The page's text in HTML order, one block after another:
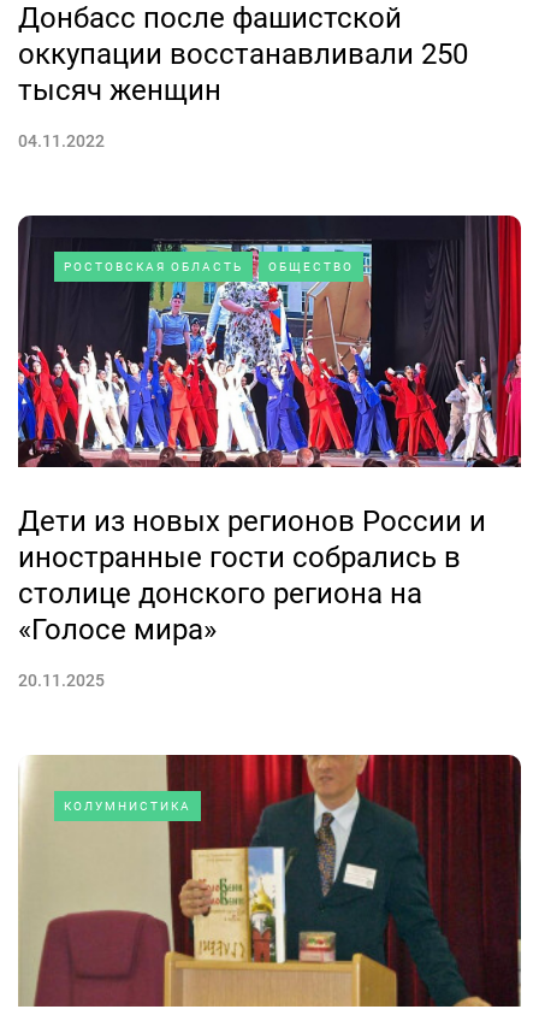
Донбасс после фашистской
оккупации восстанавливали 250
тысяч женщин
04.11.2022
РОСТОВСКАЯ ОБЛАСТЬ ОБЩЕСТВО
Дети из новых регионов России и
иностранные гости собрались в
столице донского региона на
«Голосе мира»
20.11.2025
КОЛУМНИСТИКА